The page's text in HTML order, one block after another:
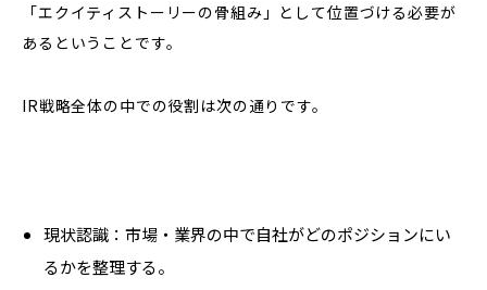
「エクイティストーリーの骨組み」として位置づける必要が
あるということです。
IR戦略全体の中での役割は次の通りです。
現状認識：市場・業界の中で自社がどのポジションにい
るかを整理する。